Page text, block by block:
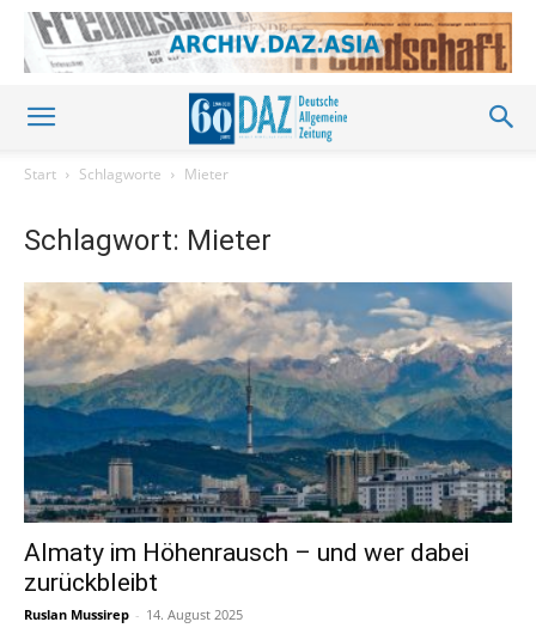
Start Schlagworte Mieter
Schlagwort: Mieter
Almaty im Höhenrausch – und wer dabei
zurückbleibt
Ruslan Mussirep - 14. August 2025